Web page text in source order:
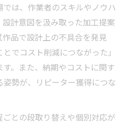
は、作業者のスキルやノウハ
計意図を汲み取った加工提案
品で設計上の不具合を発見
でコスト削減につながった」
。また、納期やコストに関す
勢が、リピーター獲得につな
との段取り替えや個別対応が